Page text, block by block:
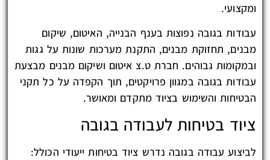
ומקצועי.
עבודות בגובה נפוצות בענף הבנייה, האיטום, שיקום
מבנים, תחזוקת מבנים, התקנת מערכות שונות על גגות
ובמקומות גבוהים. חברת ט.צ איטום ושיקום מבנים מבצעת
עבודות בגובה במגוון פרויקטים, תוך הקפדה על כל תקני
הבטיחות והשימוש בציוד מתקדם ומאושר.
ציוד בטיחות לעבודה בגובה
לביצוע עבודה בגובה נדרש ציוד בטיחות ייעודי הכולל: